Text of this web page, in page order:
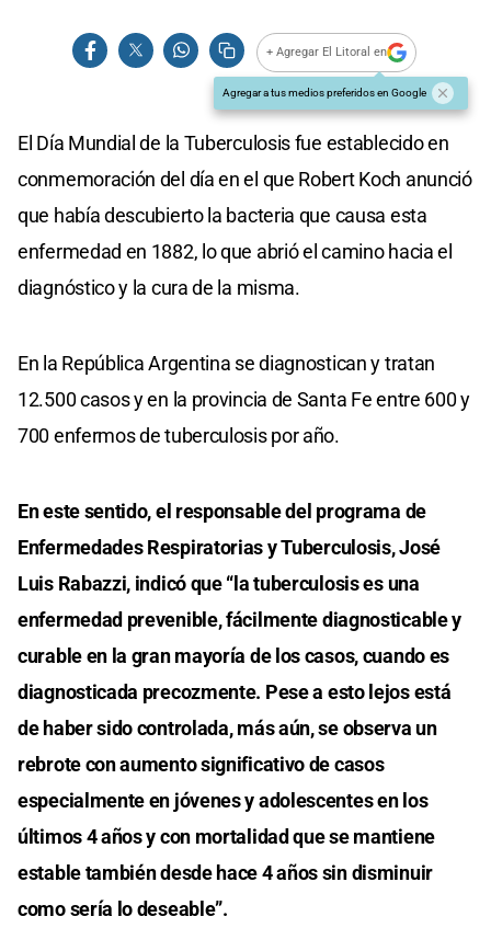
+ Agregar El Litoral en
Agregar a tus medios preferidos en Google
El Día Mundial de la Tuberculosis fue establecido en
conmemoración del día en el que Robert Koch anunció
que había descubierto la bacteria que causa esta
enfermedad en 1882, lo que abrió el camino hacia el
diagnóstico y la cura de la misma.
En la República Argentina se diagnostican y tratan
12.500 casos y en la provincia de Santa Fe entre 600 y
700 enfermos de tuberculosis por año.
En este sentido, el responsable del programa de
Enfermedades Respiratorias y Tuberculosis, José
Luis Rabazzi, indicó que “la tuberculosis es una
enfermedad prevenible, fácilmente diagnosticable y
curable en la gran mayoría de los casos, cuando es
diagnosticada precozmente. Pese a esto lejos está
de haber sido controlada, más aún, se observa un
rebrote con aumento significativo de casos
especialmente en jóvenes y adolescentes en los
últimos 4 años y con mortalidad que se mantiene
estable también desde hace 4 años sin disminuir
como sería lo deseable”.